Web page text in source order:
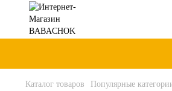
Каталог товаров Популярные